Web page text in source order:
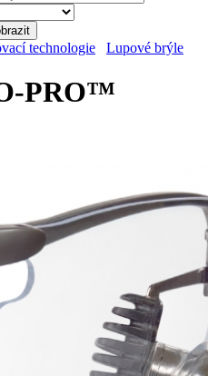
technologie Lupové brýle
PRO™